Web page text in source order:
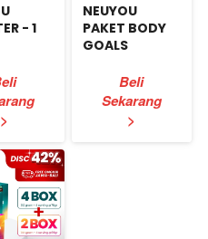
- 1
>
NEUYOU
PAKET BODY
GOALS
`
Beli
Sekarang
>